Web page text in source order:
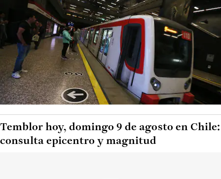
Temblor hoy, domingo 9 de agosto en Chile:
consulta epicentro y magnitud